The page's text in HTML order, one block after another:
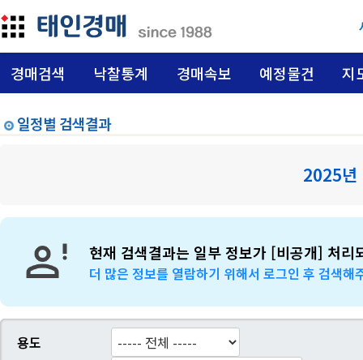
경매검색 낙찰통계 경매속보 예정물건 지
일정별 검색결과
2025년
현재 검색결과는 일부 정보가 [비공개] 처리
더 많은 정보를 열람하기 위해서 로그인 후 검색해
용도